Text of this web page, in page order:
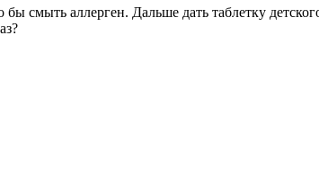
смыть аллерген. Дальше дать таблетку